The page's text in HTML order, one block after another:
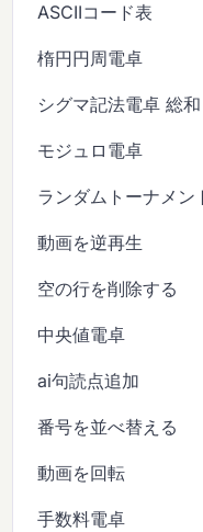
ASCIIコード表
楕円円周電卓
シグマ記法電卓 総和
モジュロ電卓
ランダムトーナメン
動画を逆再生
空の行を削除する
中央値電卓
ai句読点追加
番号を並べ替える
動画を回転
手数料電卓